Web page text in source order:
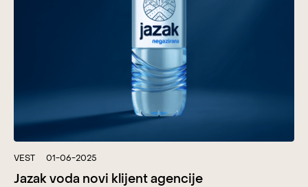
VEST 01-06-2025
Jazak voda novi klijent agencije